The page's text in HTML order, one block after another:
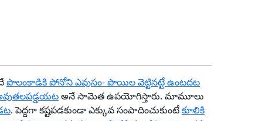
పొలంకాడికి పోనోని ఎవుసం- పొయిల వెట్టినట్టే ఉంటదట
అనే సామెత ఉపయోగిస్తారు. మామూలు
. పెద్దగా కష్టపడకుండా ఎక్కువ సంపాదించుకుంటేకూలికి